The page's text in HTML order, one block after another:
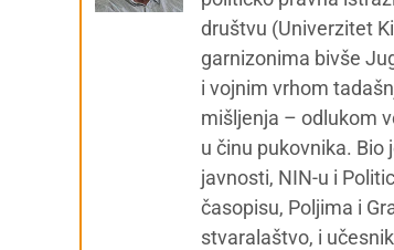
društvu (Univerzitet
garnizonima bivše
i vojnim vrhom
mišljenja – odlukom
u činu pukovnika. Bio
javnosti, NIN-u i
časopisu, Poljima i
stvaralaštvo, i